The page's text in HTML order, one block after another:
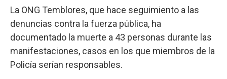
La ONG Temblores, que hace seguimiento a las
denuncias contra la fuerza pública, ha
documentado la muerte a 43 personas durante las
manifestaciones, casos en los que miembros de la
Policía serían responsables.